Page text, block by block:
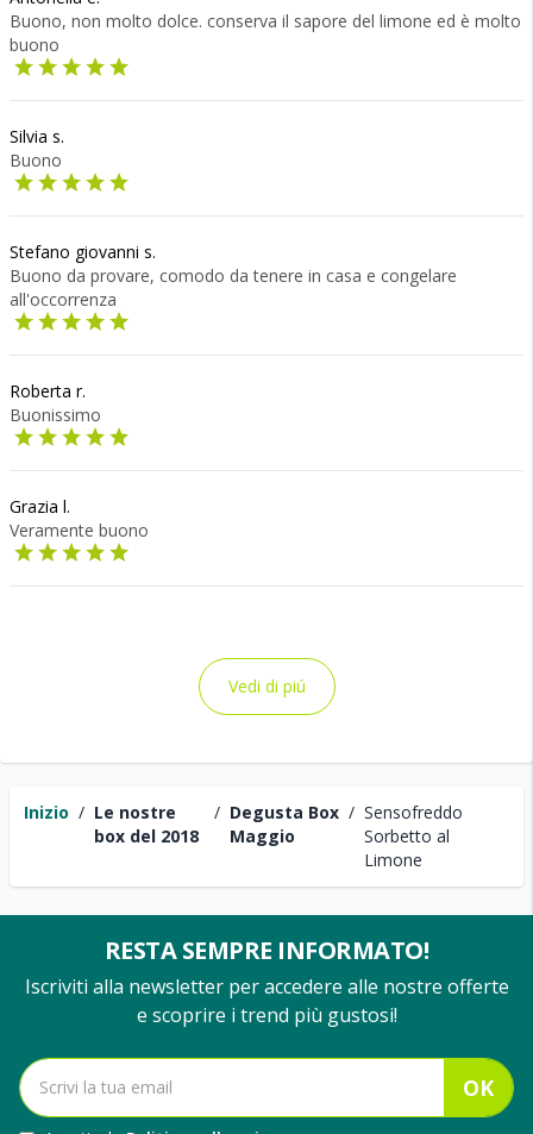
Inizio / Le nostre
box del 2018
/ Degusta Box
Maggio
/ Sensofreddo
Sorbetto al
Limone
Buono, non molto dolce. conserva il sapore del limone ed è molto
buono
Silvia s.
Buono
Stefano giovanni s.
Buono da provare, comodo da tenere in casa e congelare
all'occorrenza
Roberta r.
Buonissimo
Grazia l.
Veramente buono
Vedi di piú
RESTA SEMPRE INFORMATO!
Iscriviti alla newsletter per accedere alle nostre offerte
e scoprire i trend più gustosi!
OK